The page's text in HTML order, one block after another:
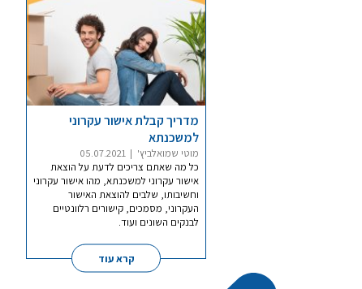
מדריך קבלת אישור עקרוני
למשכנתא
מוטי שמואלביץ' |
05.07.2021
כל מה שאתם צריכים לדעת על הוצאת
אישור עקרוני למשכנתא, מהו אישור עקרוני
וחשיבותו, שלבים להוצאת האישור
העקרוני, מסמכים, קישורים רלוונטיים
לבנקים השונים ועוד.
קרא עוד